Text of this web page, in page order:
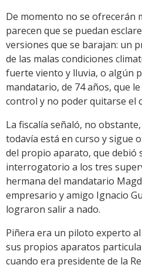
De momento no se ofrecerán
parecen que se puedan
versiones que se barajan: un
de las malas condiciones
fuerte viento y lluvia, o algún
mandatario, de 74 años, que
control y no poder quitarse el
La fiscalía señaló, no
todavía está en curso y sigue
del propio aparato, que debió
interrogatorio a los tres
hermana del mandatario
empresario y amigo Ignacio
lograron salir a nado.
Piñera era un piloto experto
sus propios aparatos
cuando era presidente de la